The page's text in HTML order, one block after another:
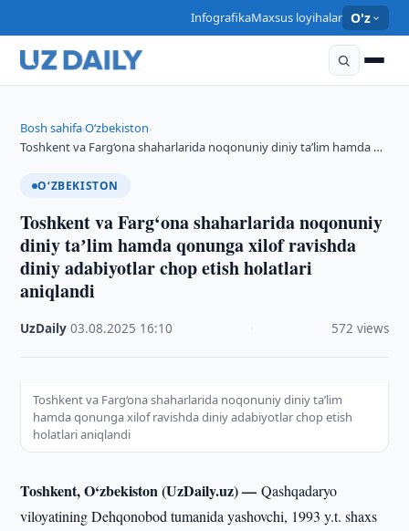
InfografikaMaxsus loyihalar O'z
Bosh sahifa›O‘zbekiston›
Toshkent va Farg‘ona shaharlarida noqonuniy diniy taʼlim hamda …
O‘ZBEKISTON
Toshkent va Farg‘ona shaharlarida noqonuniy
diniy taʼlim hamda qonunga xilof ravishda
diniy adabiyotlar chop etish holatlari
aniqlandi
UzDaily ·03.08.2025 16:10 572 views
Toshkent va Farg‘ona shaharlarida noqonuniy diniy taʼlim
hamda qonunga xilof ravishda diniy adabiyotlar chop etish
holatlari aniqlandi
Toshkent, O‘zbekiston (UzDaily.uz) —Qashqadaryo
viloyatining Dehqonobod tumanida yashovchi, 1993 y.t. shaxs